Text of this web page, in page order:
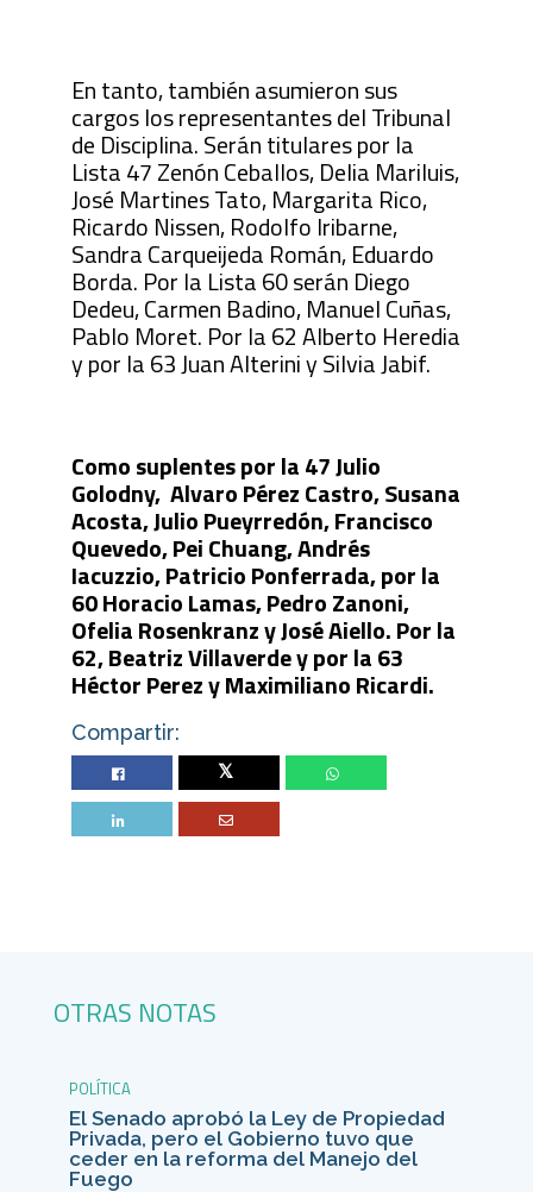
En tanto, también asumieron sus
cargos los representantes del Tribunal
de Disciplina. Serán titulares por la
Lista 47 Zenón Ceballos, Delia Mariluis,
José Martines Tato, Margarita Rico,
Ricardo Nissen, Rodolfo Iribarne,
Sandra Carqueijeda Román, Eduardo
Borda. Por la Lista 60 serán Diego
Dedeu, Carmen Badino, Manuel Cuñas,
Pablo Moret. Por la 62 Alberto Heredia
y por la 63 Juan Alterini y Silvia Jabif.
Como suplentes por la 47 Julio
Golodny, Alvaro Pérez Castro, Susana
Acosta, Julio Pueyrredón, Francisco
Quevedo, Pei Chuang, Andrés
Iacuzzio, Patricio Ponferrada, por la
60 Horacio Lamas, Pedro Zanoni,
Ofelia Rosenkranz y José Aiello. Por la
62, Beatriz Villaverde y por la 63
Héctor Perez y Maximiliano Ricardi.
Compartir:
Twitter
OTRAS NOTAS
POLÍTICA
El Senado aprobó la Ley de Propiedad
Privada, pero el Gobierno tuvo que
ceder en la reforma del Manejo del
Fuego